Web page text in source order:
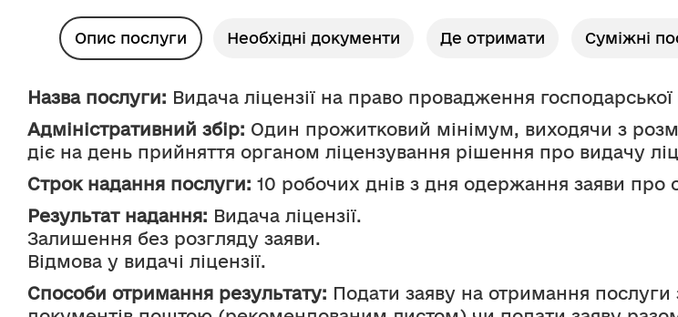
Опис послуги Необхідні документи Де отримати Суміжні
Назва послуги: Видача ліцензії на право провадження
Адміністративний збір: Один прожитковий мінімум, виходячи з
діє на день прийняття органом ліцензування рішення про видачу
Строк надання послуги: 10 робочих днів з дня одержання заяви про
Результат надання: Видача ліцензії.
Залишення без розгляду заяви.
Відмова у видачі ліцензії.
Способи отримання результату: Подати заяву на отримання